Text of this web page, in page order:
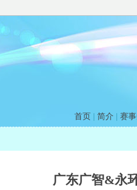
首页 简介 赛
广东广智&永